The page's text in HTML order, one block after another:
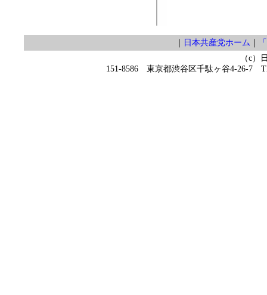
｜ 日本共産党ホーム ｜
（c）
151-8586 東京都渋谷区千駄ヶ谷4-26-7